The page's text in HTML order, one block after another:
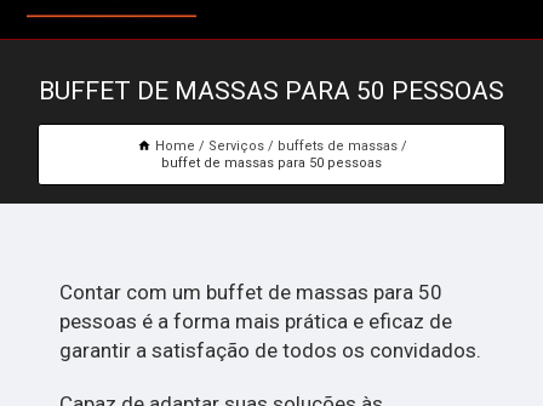
BUFFET DE MASSAS PARA 50 PESSOAS
Home Serviços
buffets de massas
buffet de massas para 50 pessoas
Contar com um buffet de massas para 50
pessoas é a forma mais prática e eficaz de
garantir a satisfação de todos os convidados.